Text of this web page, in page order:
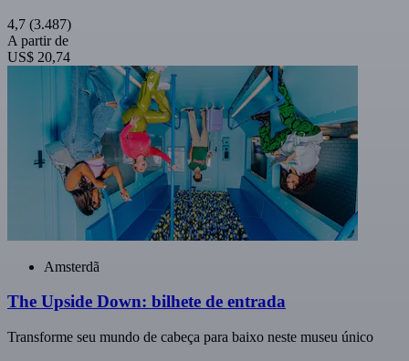
4,7 (3.487)
A partir de
US$ 20,74
Amsterdã
The Upside Down: bilhete de entrada
Transforme seu mundo de cabeça para baixo neste museu único